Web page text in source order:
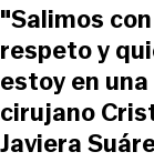
"Salimos
respeto y
estoy en
cirujano
Javiera